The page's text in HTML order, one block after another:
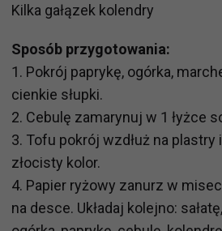
Kilka gałązek kolendry
Sposób przygotowania:
1. Pokrój paprykę, ogórka,
cienkie słupki.
2. Cebulę zamarynuj w 1 łyżce
3. Tofu pokrój wzdłuż na plastry
złocisty kolor.
4. Papier ryżowy zanurz w
na desce. Układaj kolejno: